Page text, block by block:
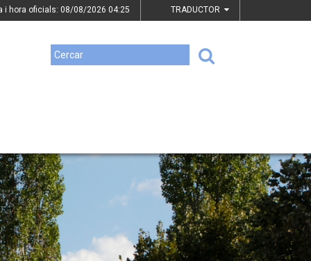
i hora oficials: 08/08/2026 04:25 TRADUCTOR